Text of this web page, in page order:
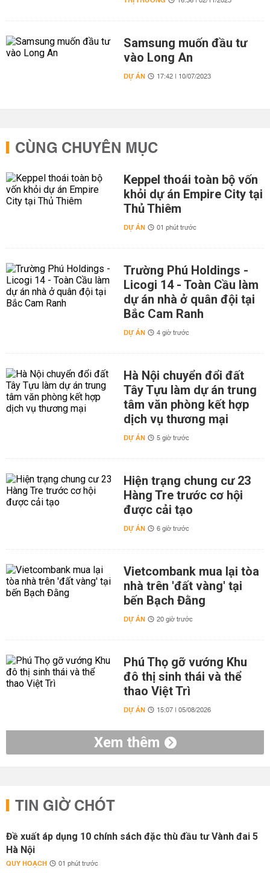
Samsung muốn đầu tư
vào Long An
DỰ ÁN 17:42 | 10/07/2023
CÙNG CHUYÊN MỤC
Keppel thoái toàn bộ vốn
khỏi dự án Empire City tại
Thủ Thiêm
DỰ ÁN 01 phút trước
Trường Phú Holdings -
Licogi 14 - Toàn Cầu làm
dự án nhà ở quân đội tại
Bắc Cam Ranh
DỰ ÁN 4 giờ trước
Hà Nội chuyển đổi đất
Tây Tựu làm dự án trung
tâm văn phòng kết hợp
dịch vụ thương mại
DỰ ÁN 5 giờ trước
Hiện trạng chung cư 23
Hàng Tre trước cơ hội
được cải tạo
DỰ ÁN 6 giờ trước
Vietcombank mua lại tòa
nhà trên 'đất vàng' tại
bến Bạch Đằng
DỰ ÁN 20 giờ trước
Phú Thọ gỡ vướng Khu
đô thị sinh thái và thể
thao Việt Trì
DỰ ÁN 15:07 | 05/08/2026
Xem thêm
TIN GIỜ CHÓT
Đề xuất áp dụng 10 chính sách đặc thù đầu tư Vành đai 5
Hà Nội
QUY HOẠCH 01 phút trước